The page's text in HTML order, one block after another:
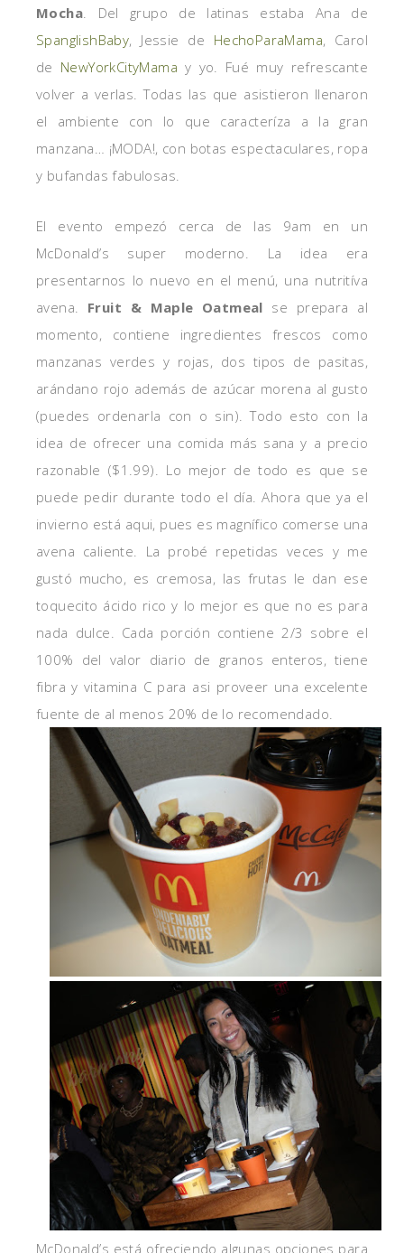
Mocha. Del grupo de latinas estaba Ana de
SpanglishBaby, Jessie de HechoParaMama, Carol
de NewYorkCityMama y yo. Fué muy refrescante
volver a verlas. Todas las que asistieron llenaron
el ambiente con lo que caracteríza a la gran
manzana… ¡MODA!, con botas espectaculares, ropa
y bufandas fabulosas.
El evento empezó cerca de las 9am en un
McDonald’s super moderno. La idea era
presentarnos lo nuevo en el menú, una nutritíva
avena. Fruit & Maple Oatmeal se prepara al
momento, contiene ingredientes frescos como
manzanas verdes y rojas, dos tipos de pasitas,
arándano rojo además de azúcar morena al gusto
(puedes ordenarla con o sin). Todo esto con la
idea de ofrecer una comida más sana y a precio
razonable ($1.99). Lo mejor de todo es que se
puede pedir durante todo el día. Ahora que ya el
invierno está aqui, pues es magnífico comerse una
avena caliente. La probé repetidas veces y me
gustó mucho, es cremosa, las frutas le dan ese
toquecito ácido rico y lo mejor es que no es para
nada dulce. Cada porción contiene 2/3 sobre el
100% del valor diario de granos enteros, tiene
fibra y vitamina C para asi proveer una excelente
fuente de al menos 20% de lo recomendado.
McDonald’s está ofreciendo algunas opciones para